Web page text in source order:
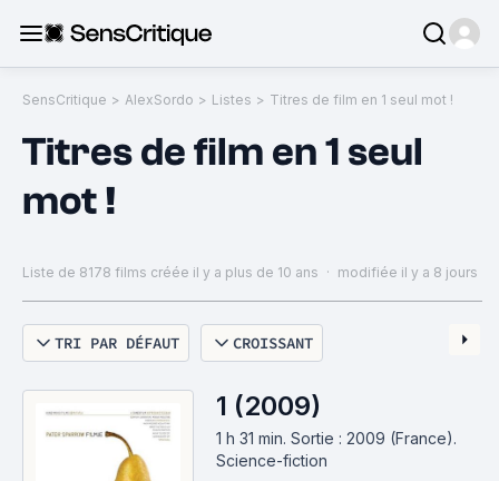
SensCritique > AlexSordo > Listes > Titres de film en 1 seul mot !
Titres de film en 1 seul
mot !
Liste de 8178 films créée il y a plus de 10 ans · modifiée il y a 8 jours
TRI PAR DÉFAUT CROISSANT
1 (2009)
1 h 31 min. Sortie : 2009 (France).
Science-fiction